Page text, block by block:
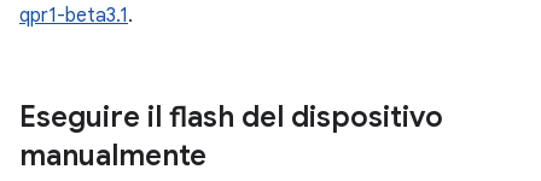
qpr1-beta3.1.
Eseguire il flash del dispositivo
manualmente